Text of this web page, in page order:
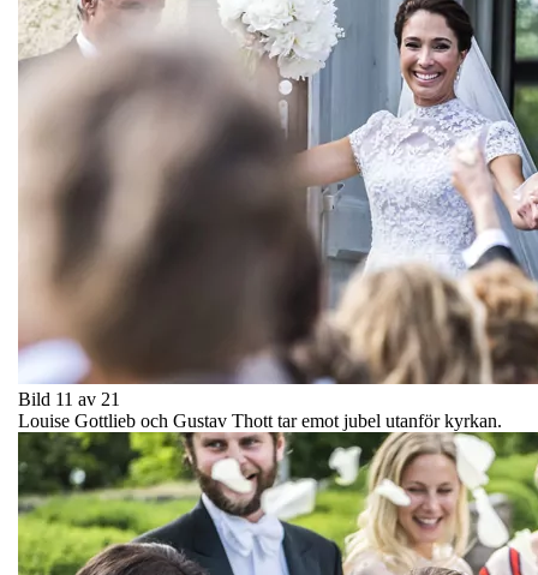
Bild 11 av 21
Louise Gottlieb och Gustav Thott tar emot jubel utanför kyrkan.